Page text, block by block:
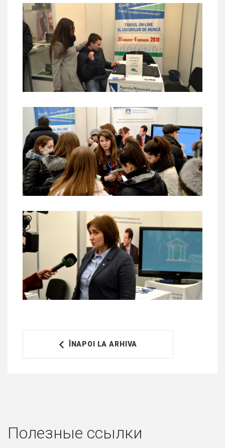
ÎNAPOI LA ARHIVA
Полезные ссылки